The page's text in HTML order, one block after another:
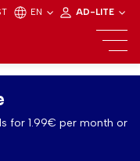
EN AD-LITE
for 1.99€ per month or